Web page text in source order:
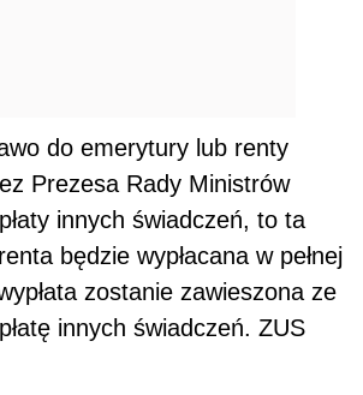
do emerytury lub renty
Prezesa Rady Ministrów
innych świadczeń, to ta
będzie wypłacana w pełnej
zostanie zawieszona ze
innych świadczeń. ZUS